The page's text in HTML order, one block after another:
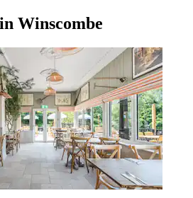
Winscombe